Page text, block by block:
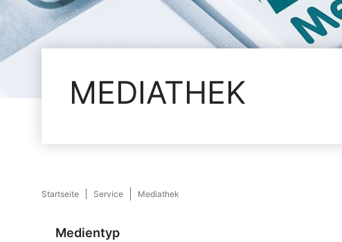
MEDIATHEK
Startseite Service Mediathek
Medientyp